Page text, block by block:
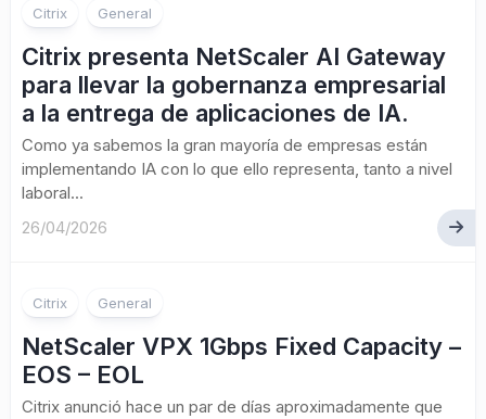
Citrix General
Citrix presenta NetScaler AI Gateway
para llevar la gobernanza empresarial
a la entrega de aplicaciones de IA.
Como ya sabemos la gran mayoría de empresas están
implementando IA con lo que ello representa, tanto a nivel
laboral...
26/04/2026
Citrix General
NetScaler VPX 1Gbps Fixed Capacity –
EOS – EOL
Citrix anunció hace un par de días aproximadamente que